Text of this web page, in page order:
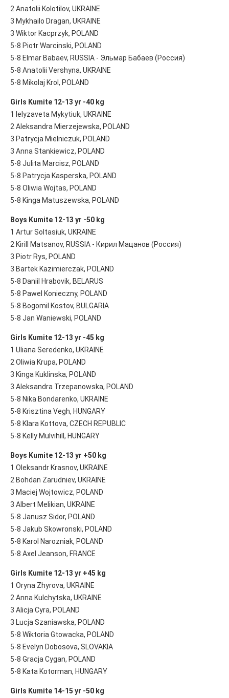
2 Anatolii Kolotilov, UKRAINE
3 Mykhailo Dragan, UKRAINE
3 Wiktor Kacprzyk, POLAND
5-8 Piotr Warcinski, POLAND
5-8 Elmar Babaev, RUSSIA - Эльмар Бабаев (Россия)
5-8 Anatolii Vershyna, UKRAINE
5-8 Mikolaj Krol, POLAND
Girls Kumite 12-13 yr -40 kg
1 lelyzaveta Mykytiuk, UKRAINE
2 Aleksandra Mierzejewska, POLAND
3 Patrycja Mielniczuk, POLAND
3 Anna Stankiewicz, POLAND
5-8 Julita Marcisz, POLAND
5-8 Patrycja Kasperska, POLAND
5-8 Oliwia Wojtas, POLAND
5-8 Kinga Matuszewska, POLAND
Boys Kumite 12-13 yr -50 kg
1 Artur Soltasiuk, UKRAINE
2 Kirill Matsanov, RUSSIA - Кирил Мацанов (Россия)
3 Piotr Rys, POLAND
3 Bartek Kazimierczak, POLAND
5-8 Daniil Hrabovik, BELARUS
5-8 Pawel Konieczny, POLAND
5-8 Bogomil Kostov, BULGARIA
5-8 Jan Waniewski, POLAND
Girls Kumite 12-13 yr -45 kg
1 Uliana Seredenko, UKRAINE
2 Oliwia Krupa, POLAND
3 Kinga Kuklinska, POLAND
3 Aleksandra Trzepanowska, POLAND
5-8 Nika Bondarenko, UKRAINE
5-8 Krisztina Vegh, HUNGARY
5-8 Klara Kottova, CZECH REPUBLIC
5-8 Kelly Mulvihill, HUNGARY
Boys Kumite 12-13 yr +50 kg
1 Oleksandr Krasnov, UKRAINE
2 Bohdan Zarudniev, UKRAINE
3 Maciej Wojtowicz, POLAND
3 Albert Melikian, UKRAINE
5-8 Janusz Sidor, POLAND
5-8 Jakub Skowronski, POLAND
5-8 Karol Narozniak, POLAND
5-8 Axel Jeanson, FRANCE
Girls Kumite 12-13 yr +45 kg
1 Oryna Zhyrova, UKRAINE
2 Anna Kulchytska, UKRAINE
3 Alicja Cyra, POLAND
3 Lucja Szaniawska, POLAND
5-8 Wiktoria Gtowacka, POLAND
5-8 Evelyn Dobosova, SLOVAKIA
5-8 Gracja Cygan, POLAND
5-8 Kata Kotorman, HUNGARY
Girls Kumite 14-15 yr -50 kg